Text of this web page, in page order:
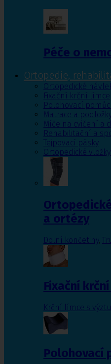
Péče o
Ortopedie,
Ortopedické
Fixační krční límce
Polohovací
Matrace a
Míče na cvičení a
Rehabilitační a
Tejpovací pásky
Ortopedické
a ortézy
Dolní končetiny,
Fixační
Krční límce s
Polohovací